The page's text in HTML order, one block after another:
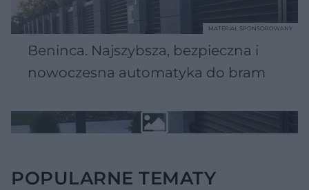
Beninca. Najszybsza, bezpieczna i
nowoczesna automatyka do bram
MATERIAŁ SPONSOROWANY
POPULARNE TEMATY